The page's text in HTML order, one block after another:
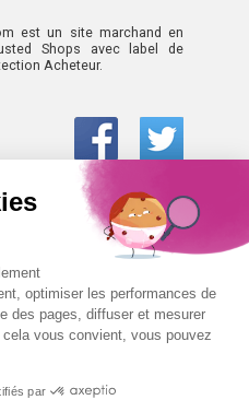
est un site marchand en
Shops avec label de
Acheteur.
© 2026